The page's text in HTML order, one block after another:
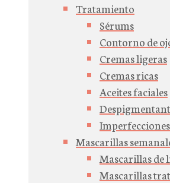
Tratamiento
Sérums
Contorno de
Cremas ligeras
Cremas ricas
Aceites faciales
Mascarillas
Mascarillas de
Mascarillas